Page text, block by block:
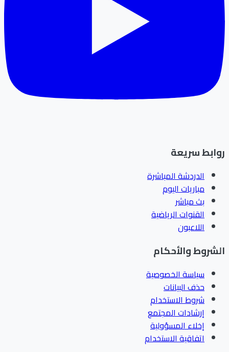
سريعة
الدردشة المباشرة
مباريات اليوم
بث مباشر
القنوات الرياضية
اللاعبون
والأحكام
سياسة الخصوصية
حذف البيانات
شروط الاستخدام
إرشادات المجتمع
إخلاء المسؤولية
اتفاقية الاستخدام